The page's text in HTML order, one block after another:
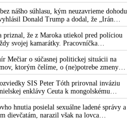
nášho súhlasu, kým neuzavrieme dohodu
Donald Trump a dodal, že „Irán
priznal, že z Maroka utiekol pred políciou
svojej kamarátky. Pracovníčka
potvrdila, že väčšina utečencov v
Afriky, ale taktiež z Bangladéša a
Mečiar o súčasnej politickej situácii na
ktorým čelíme, o (ne)potrebe zmeny
sa svetovom poriadku a
enklávy Ceuta k mongolskému
ktorému došlo v 13. storočí
hnutia posielal sexuálne ladené správy a
dievčatám, narazil však na lovca